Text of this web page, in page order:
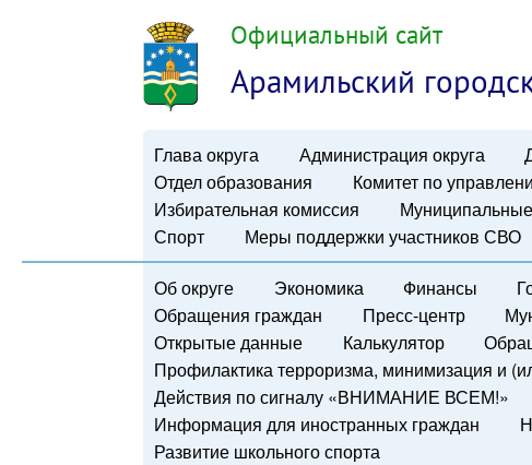
Официальный сайт
Арамильский
Глава округа Администрация округа
Отдел образования
Комитет по
Избирательная комиссия
Спорт
Меры поддержки участников СВО
Об округе Экономика Финансы
Обращения граждан
Пресс-центр
Открытые данные
Калькулятор
Профилактика терроризма, минимизация и
Действия по сигналу «ВНИМАНИЕ ВСЕМ!»
Информация для иностранных граждан
Развитие школьного спорта